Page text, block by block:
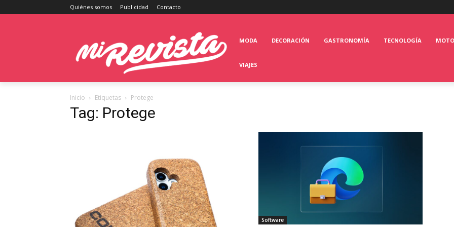
Quiénes somos Publicidad Contacto
MODA DECORACIÓN GASTRONOMÍA TECNOLOGÍA
VIAJES
Inicio Etiquetas Protege
Tag: Protege
Software